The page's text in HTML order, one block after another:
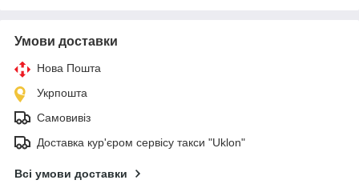
Умови доставки
Нова Пошта
Укрпошта
Самовивіз
Доставка кур'єром сервісу такси "Uklon"
Всі умови доставки